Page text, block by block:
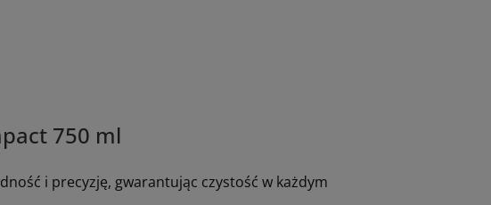
750 ml
i precyzję, gwarantując czystość w każdym